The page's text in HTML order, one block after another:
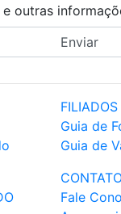
outras
FILIADOS
Guia de
Guia de
Fale